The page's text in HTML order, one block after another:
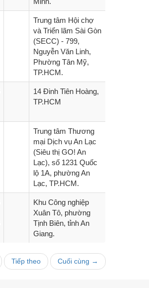
Trung tâm Hội chợ
và Triển lãm Sài Gòn
(SECC) - 799,
Nguyễn Văn Linh,
Phường Tân Mỹ,
TP.HCM.
14 Đinh Tiên Hoàng,
TP.HCM
Trung tâm Thương
mại Dịch vụ An Lạc
(Siêu thị GO! An
Lạc), số 1231 Quốc
lộ 1A, phường An
Lạc, TP.HCM.
Khu Công nghiệp
Xuân Tô, phường
Tịnh Biên, tỉnh An
Giang.
Tiếp theo Cuối cùng →